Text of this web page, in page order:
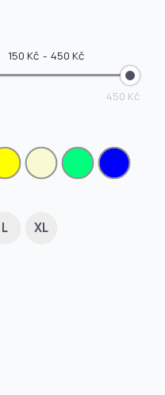
150 Kč 450 Kč
450 Kč
L XL